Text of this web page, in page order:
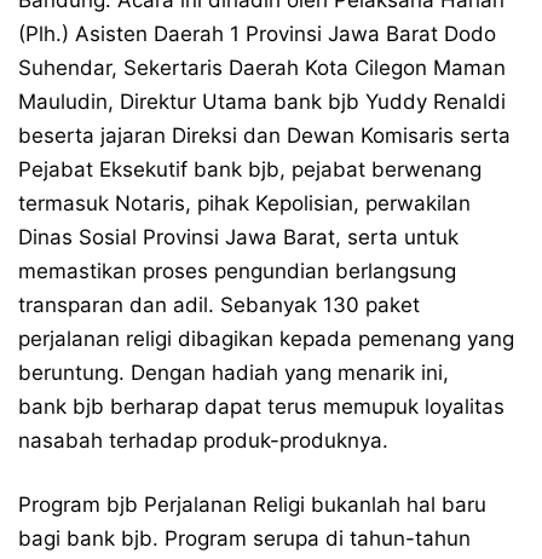
(Plh.) Asisten Daerah 1 Provinsi Jawa Barat Dodo
Suhendar, Sekertaris Daerah Kota Cilegon Maman
Mauludin, Direktur Utama bank bjb Yuddy Renaldi
beserta jajaran Direksi dan Dewan Komisaris serta
Pejabat Eksekutif bank bjb, pejabat berwenang
termasuk Notaris, pihak Kepolisian, perwakilan
Dinas Sosial Provinsi Jawa Barat, serta untuk
memastikan proses pengundian berlangsung
transparan dan adil. Sebanyak 130 paket
perjalanan religi dibagikan kepada pemenang yang
beruntung. Dengan hadiah yang menarik ini,
bank bjb berharap dapat terus memupuk loyalitas
nasabah terhadap produk-produknya.
Program bjb Perjalanan Religi bukanlah hal baru
bagi bank bjb. Program serupa di tahun-tahun